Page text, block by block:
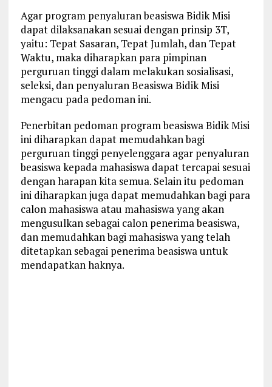
Agar program penyaluran beasiswa Bidik Misi
dapat dilaksanakan sesuai dengan prinsip 3T,
yaitu: Tepat Sasaran, Tepat Jumlah, dan Tepat
Waktu, maka diharapkan para pimpinan
perguruan tinggi dalam melakukan sosialisasi,
seleksi, dan penyaluran Beasiswa Bidik Misi
mengacu pada pedoman ini.
Penerbitan pedoman program beasiswa Bidik Misi
ini diharapkan dapat memudahkan bagi
perguruan tinggi penyelenggara agar penyaluran
beasiswa kepada mahasiswa dapat tercapai sesuai
dengan harapan kita semua. Selain itu pedoman
ini diharapkan juga dapat memudahkan bagi para
calon mahasiswa atau mahasiswa yang akan
mengusulkan sebagai calon penerima beasiswa,
dan memudahkan bagi mahasiswa yang telah
ditetapkan sebagai penerima beasiswa untuk
mendapatkan haknya.